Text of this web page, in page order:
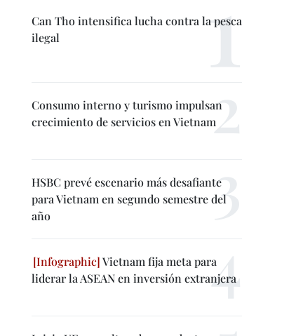
Can Tho intensifica lucha contra la pesca
ilegal
Consumo interno y turismo impulsan
crecimiento de servicios en Vietnam
HSBC prevé escenario más desafiante
para Vietnam en segundo semestre del
año
Vietnam fija meta para
liderar la ASEAN en inversión extranjera